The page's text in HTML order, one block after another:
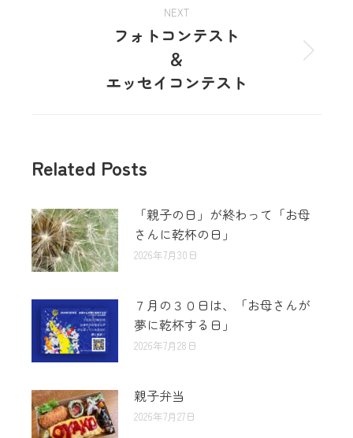
NEXT
フォトコンテスト
＆
エッセイコンテスト
Related Posts
「親子の日」が終わって「お母
さんに乾杯の日」
2026年7月30日
７月の３０日は、「お母さんが
夢に乾杯する日」
2026年7月28日
親子弁当
2026年7月27日